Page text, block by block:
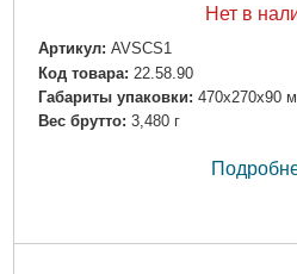
Нет в
Артикул: AVSCS1
Код товара: 22.58.90
Габариты упаковки: 470x270x90
Вес брутто: 3,480 г